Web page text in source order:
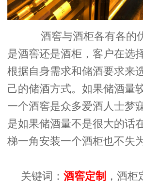
酒窖与酒柜各有各的优
是酒窖还是酒柜，客户在选
根据自身需求和储酒要求来
己的储酒方式。如果储酒量
一个酒窖是众多爱酒人士梦
是如果储酒量不是很大的话
梯一角安装一个酒柜也不失
关键词： 酒窖定制 ，酒柜